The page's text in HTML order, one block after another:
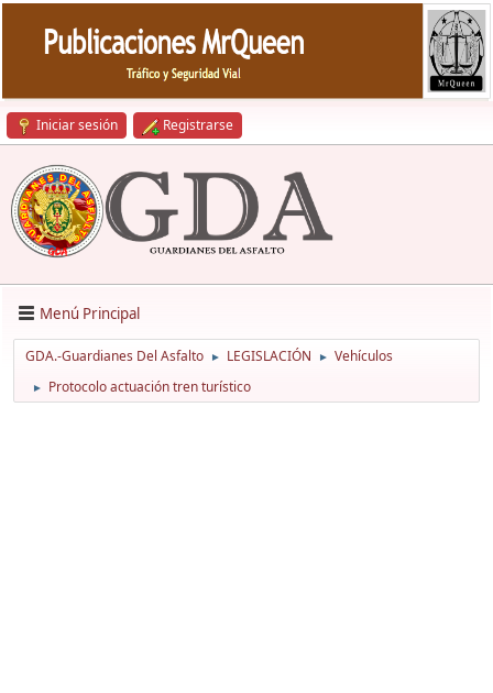
Iniciar sesión Registrarse
Menú Principal
GDA.-Guardianes Del Asfalto ► LEGISLACIÓN ► Vehículos
► Protocolo actuación tren turístico